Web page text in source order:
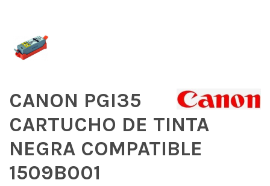
CANON PGI35
CARTUCHO DE TINTA
NEGRA COMPATIBLE
1509B001